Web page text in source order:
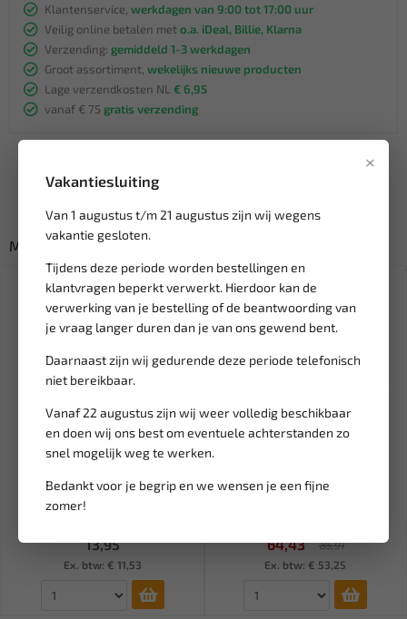
×
Vakantiesluiting
Van 1 augustus t/m 21 augustus zijn wij wegens
vakantie gesloten.
Tijdens deze periode worden bestellingen en
klantvragen beperkt verwerkt. Hierdoor kan de
verwerking van je bestelling of de beantwoording van
je vraag langer duren dan je van ons gewend bent.
Daarnaast zijn wij gedurende deze periode telefonisch
niet bereikbaar.
Vanaf 22 augustus zijn wij weer volledig beschikbaar
en doen wij ons best om eventuele achterstanden zo
snel mogelijk weg te werken.
Bedankt voor je begrip en we wensen je een fijne
zomer!
Klantenservice, werkdagen van 9:00 tot 17:00 uur
Veilig online betalen met o.a. iDeal, Billie, Klarna
Verzending: gemiddeld 1-3 werkdagen
Groot assortiment, wekelijks nieuwe producten
Lage verzendkosten NL € 6,95
vanaf € 75 gratis verzending
Misschien ook interessant:
Leverbaar
Rex SDS plus Hamerboor 12 x
160 mm lang 12.160
13,95
Ex. btw: € 11,53
SALE!
RODAC Automatische
64,43
85,91
Ex. btw: € 53,25